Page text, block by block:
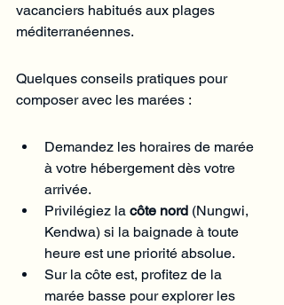
vacanciers habitués aux plages
méditerranéennes.
Quelques conseils pratiques pour
composer avec les marées :
Demandez les horaires de marée
à votre hébergement dès votre
arrivée.
Privilégiez la côte nord (Nungwi,
Kendwa) si la baignade à toute
heure est une priorité absolue.
Sur la côte est, profitez de la
marée basse pour explorer les